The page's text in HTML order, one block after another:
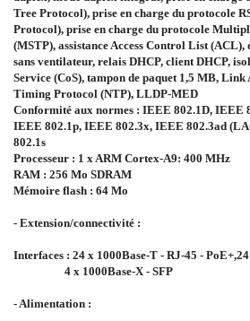
Tree Protocol), prise en charge du protocole
Protocol), prise en charge du protocole
(MSTP), assistance Access Control List (ACL),
sans ventilateur, relais DHCP, client DHCP,
Service (CoS), tampon de paquet 1,5 MB,
Timing Protocol (NTP), LLDP-MED
Conformité aux normes : IEEE 802.1D, IEEE
IEEE 802.1p, IEEE 802.3x, IEEE 802.3ad
802.1s
Processeur : 1 x ARM Cortex-A9: 400 MHz
RAM : 256 Mo SDRAM
Mémoire flash : 64 Mo
- Extension/connectivité :
Interfaces : 24 x 1000Base-T - RJ-45 -
4 x 1000Base-X - SFP
- Alimentation :